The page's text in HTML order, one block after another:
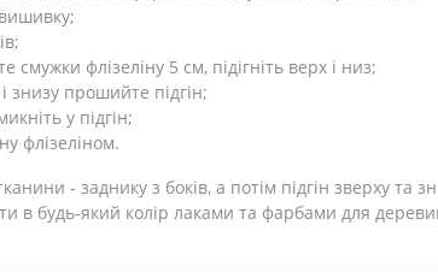
смужки флізеліну 5 см, підігніть верх і низ;
знизу прошийте підгін;
у підгін;
флізеліном.
- заднику з боків, а потім підгін зверху та
в будь-який колір лаками та фарбами для